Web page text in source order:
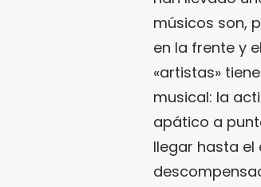
músicos son,
en la frente y
«artistas»
musical: la
apático a
llegar hasta el